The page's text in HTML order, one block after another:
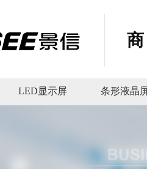
LED显示屏 条形液晶